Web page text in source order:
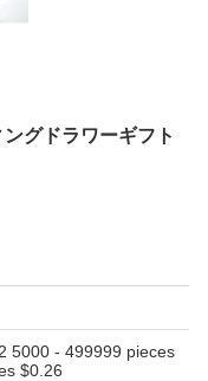
グドラワーギフト
$0.26